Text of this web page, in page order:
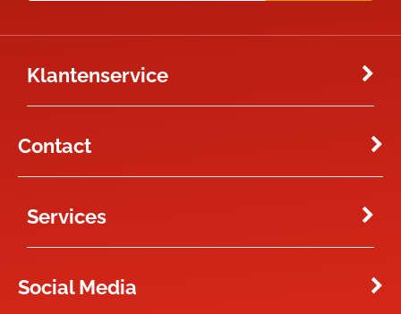
Klantenservice
Contact
Services
Social Media